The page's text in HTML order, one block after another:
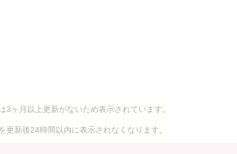
3ヶ月以上更新がないため表示されています。
更新後24時間以内に表示されなくなります。